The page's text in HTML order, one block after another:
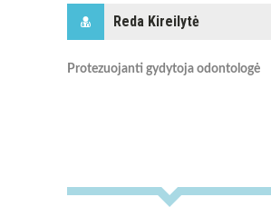
Reda Kireilytė
Protezuojanti gydytoja odontologė